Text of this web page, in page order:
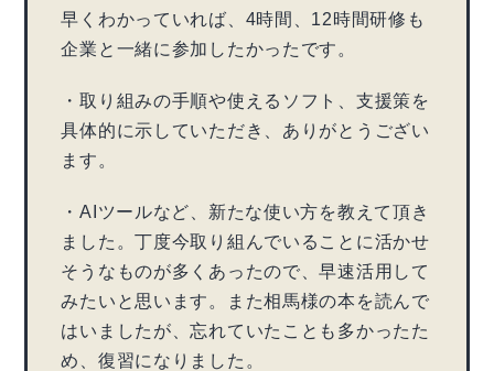
早くわかっていれば、4時間、12時間研修も
企業と一緒に参加したかったです。
・取り組みの手順や使えるソフト、支援策を
具体的に示していただき、ありがとうござい
ます。
・AIツールなど、新たな使い方を教えて頂き
ました。丁度今取り組んでいることに活かせ
そうなものが多くあったので、早速活用して
みたいと思います。また相馬様の本を読んで
はいましたが、忘れていたことも多かったた
め、復習になりました。